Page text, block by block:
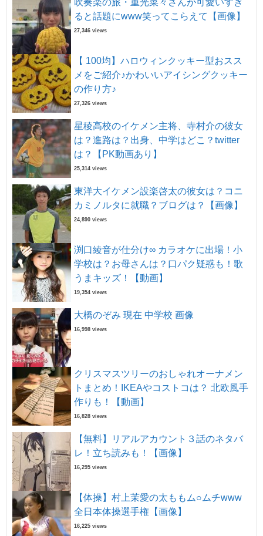
ると話題にwww笑ってこらえて【画像】
27,346 views
【 100均】ハロウィンクッキー型おスス
メをご紹介♪かわいいアイシングクッキー
の作り方♪
27,326 views
星稜高校のイケメン主将、寺村介の彼女
は？進路は？出身、中学はどこ？twitter
は？【PK動画あり】
25,314 views
東洋大イケメン設楽啓太の彼女は？コニ
カミノルタに就職？ブログは？【画像】
24,890 views
渕口綾音が仕分け∞ カラオケに出場！小
学校は？お母さんは？口パク疑惑も！歌
うまキッズ！【動画】
19,354 views
大橋のぞみ 現在 中学校 画像
16,998 views
クリスマスツリーのおしゃれオーナメン
トまとめ！IKEAやコストコは？ 北欧風手
作りも！【動画】
16,828 views
【無料】リアルアカウント３話のネタバ
レ！立ち読みも！【画像】
16,295 views
【体操】村上茉愛の太ももム○ムチwww
全日本体操選手権【画像】
16,225 views